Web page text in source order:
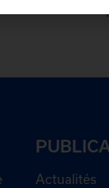
Actualités